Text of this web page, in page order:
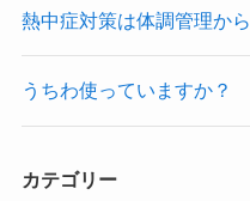
熱中症対策は体調管理から
うちわ使っていますか？
カテゴリー